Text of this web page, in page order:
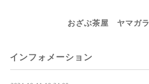
おざぶ茶屋 ヤマガラ
インフォメーション